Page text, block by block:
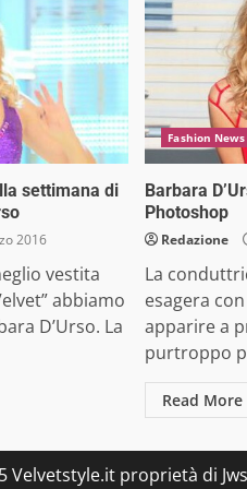
settimana di
2016
vestita
abbiamo
D’Urso. La
Fashion News
Barbara
Photoshop
Redazione
La
esagera
apparire a
purtroppo
Read More
Velvetstyle.it proprietà di